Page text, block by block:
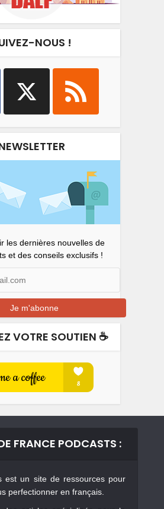
NOUS !
les dernières nouvelles de
et des conseils exclusifs !
VOTRE SOUTIEN ☕️
FRANCE PODCASTS :
est un site de ressources pour
perfectionner en français.